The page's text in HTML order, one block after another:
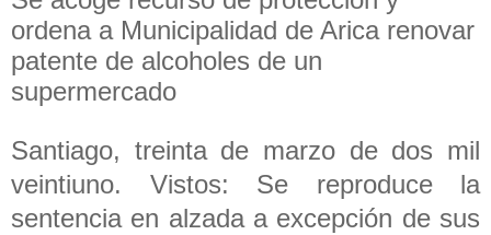
ordena a Municipalidad de Arica renovar
patente de alcoholes de un
supermercado
Santiago, treinta de marzo de dos mil
veintiuno. Vistos: Se reproduce la
sentencia en alzada a excepción de sus